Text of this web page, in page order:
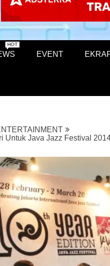
HOT
EVENT
Untuk Java Jazz Festival